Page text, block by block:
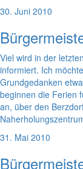
30. Juni 2010
Viel wird in der
informiert. Ich
Grundgedanken
beginnen die Ferien
an, über den
31. Mai 2010